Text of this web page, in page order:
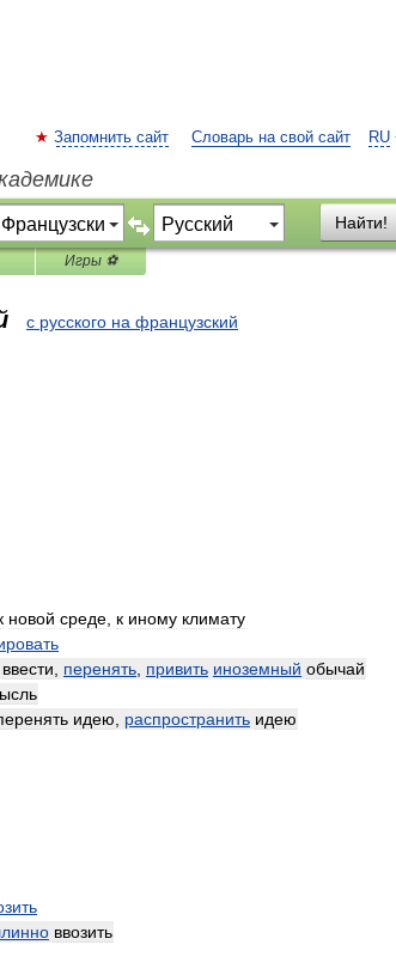
RU
Запомнить сайт Словарь на свой сайт
Найти!
Игры ⚽
с русского на французский
новой среде к иному климату
ввести перенять привить иноземный обычай
идею распространить идею
ввозить